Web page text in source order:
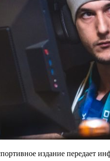
издание передает